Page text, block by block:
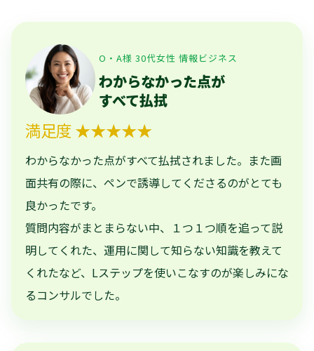
O・A様 30代女性 情報ビジネス
わからなかった点が
すべて払拭
満足度 ★★★★★
わからなかった点がすべて払拭されました。また画
面共有の際に、ペンで誘導してくださるのがとても
良かったです。
質問内容がまとまらない中、１つ１つ順を追って説
明してくれた、運用に関して知らない知識を教えて
くれたなど、Lステップを使いこなすのが楽しみにな
るコンサルでした。